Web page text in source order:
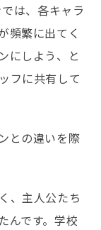
は、各キャラ
頻繁に出てく
にしよう、と
フに共有して
との違いを際
、主人公たち
んです。学校